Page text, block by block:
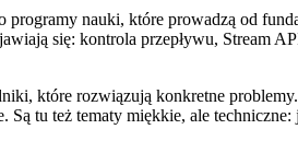
programy nauki, które prowadzą od
się: kontrola przepływu, Stream
które rozwiązują konkretne
Są tu też tematy miękkie, ale